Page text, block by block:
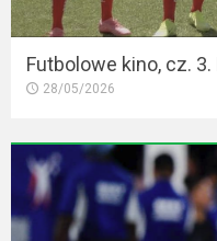
Futbolowe kino, cz.
28/05/2026